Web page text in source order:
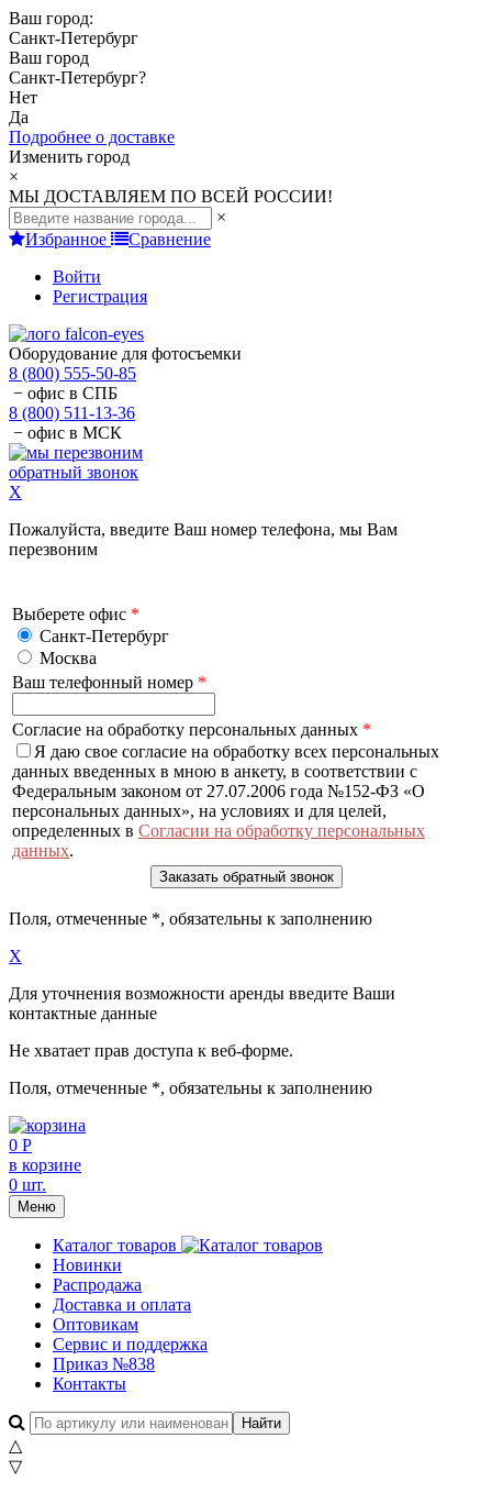
Ваш город:
Санкт-Петербург
Ваш город
Санкт-Петербург?
Нет
Да
Подробнее о доставке
Изменить город
×
МЫ ДОСТАВЛЯЕМ ПО ВСЕЙ РОССИИ!
×
Избранное
Сравнение
Войти
Регистрация
Оборудование для фотосъемки
8 (800) 555-50-85
− офис в СПБ
8 (800) 511-13-36
− офис в МСК
обратный звонок
X
Пожалуйста, введите Ваш номер телефона, мы Вам
перезвоним
Выберете офис *
Санкт-Петербург
Москва
Ваш телефонный номер *
Согласие на обработку персональных данных *
Я даю свое согласие на обработку всех персональных
данных введенных в мною в анкету, в соответствии с
Федеральным законом от 27.07.2006 года №152-ФЗ «О
персональных данных», на условиях и для целей,
определенных в Согласии на обработку персональных
данных.
Поля, отмеченные *, обязательны к заполнению
X
Для уточнения возможности аренды введите Ваши
контактные данные
Не хватает прав доступа к веб-форме.
Поля, отмеченные *, обязательны к заполнению
0 Р
в корзине
0 шт.
Меню
Каталог товаров
Новинки
Распродажа
Доставка и оплата
Оптовикам
Сервис и поддержка
Приказ №838
Контакты
△
▽